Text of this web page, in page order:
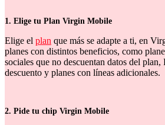
1. Elige tu Plan Virgin Mobile
Elige el plan que más se adapte a ti, en
planes con distintos beneficios, como
sociales que no descuentan datos del plan,
descuento y planes con líneas adicionales.
2. Pide tu chip Virgin Mobile